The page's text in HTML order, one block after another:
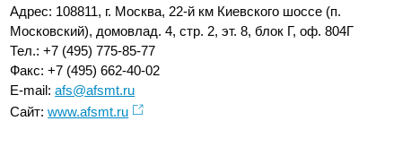
Адрес: 108811, г. Москва, 22-й км Киевского шоссе (п.
Московский), домовлад. 4, стр. 2, эт. 8, блок Г, оф. 804Г
Тел.: +7 (495) 775-85-77
Факс: +7 (495) 662-40-02
E-mail:afs@afsmt.ru
Сайт:www.afsmt.ru